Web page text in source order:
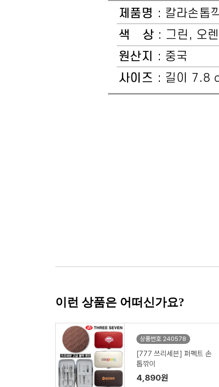
이런 상품은 어떠신가요?
상품번호 240578
[777 쓰리세븐] 퍼펙트 손
톱깎이
4,890원